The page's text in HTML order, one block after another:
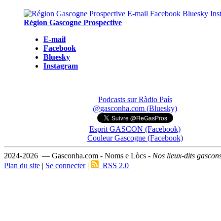
Région Gascogne Prospective
E-mail
Facebook
Bluesky
Instagram
Podcasts sur Ràdio País
@gasconha.com (Bluesky)
Esprit GASCON (Facebook)
Couleur Gascogne (Facebook)
2024-2026 — Gasconha.com - Noms e Lòcs - Nos lieux-dits
Plan du site | Se connecter| RSS 2.0